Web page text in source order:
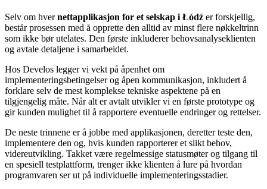
Selv om hvernettapplikasjon for et selskap i Łódź er forskjellig,
består prosessen med å opprette den alltid av minst flere nøkkeltrinn
som ikke bør utelates. Den første inkluderer behovsanalyseklienten
og avtale detaljene i samarbeidet.
Hos Develos legger vi vekt på åpenhet om
implementeringsbetingelser og åpen kommunikasjon, inkludert å
forklare selv de mest komplekse tekniske aspektene på en
tilgjengelig måte. Når alt er avtalt utvikler vi en første prototype og
gir kunden mulighet til å rapportere eventuelle endringer og rettelser.
De neste trinnene er å jobbe med applikasjonen, deretter teste den,
implementere den og, hvis kunden rapporterer et slikt behov,
videreutvikling. Takket være regelmessige statusmøter og tilgang til
en spesiell testplattform, trenger ikke klienten å lure på hvordan
programvaren ser ut på individuelle implementeringsstadier.